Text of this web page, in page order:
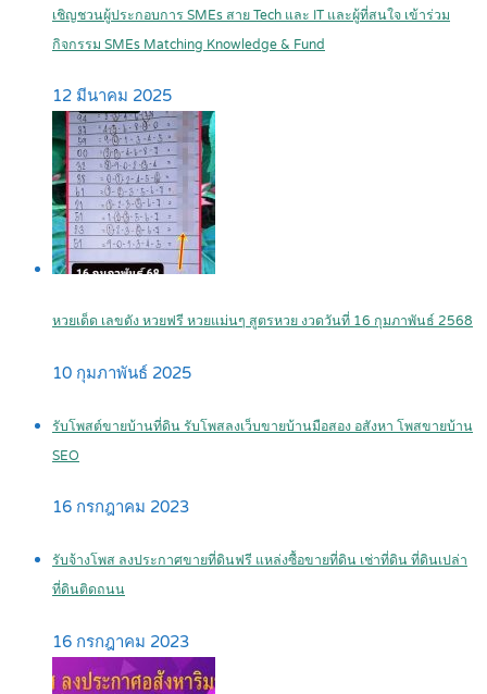
เชิญชวนผู้ประกอบการ SMEs สาย Tech และ IT และผู้ที่สนใจ เข้าร่วม
กิจกรรม SMEs Matching Knowledge & Fund
12 มีนาคม 2025
หวยเด็ด เลขดัง หวยฟรี หวยแม่นๆ สูตรหวย งวดวันที่ 16 กุมภาพันธ์ 2568
10 กุมภาพันธ์ 2025
รับโพสต์ขายบ้านที่ดิน รับโพสลงเว็บขายบ้านมือสอง อสังหา โพสขายบ้าน
SEO
16 กรกฎาคม 2023
รับจ้างโพส ลงประกาศขายที่ดินฟรี แหล่งซื้อขายที่ดิน เช่าที่ดิน ที่ดินเปล่า
ที่ดินติดถนน
16 กรกฎาคม 2023